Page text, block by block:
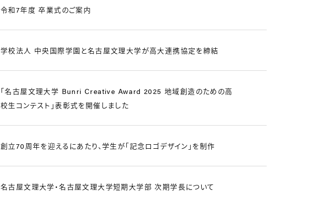
令和7年度 卒業式のご案内
学校法人 中央国際学園と名古屋文理大学が高大連携協定を締結
「名古屋文理大学 Bunri Creative Award 2025 地域創造のための高
校生コンテスト」表彰式を開催しました
創立70周年を迎えるにあたり、学生が「記念ロゴデザイン」を制作
名古屋文理大学・名古屋文理大学短期大学部 次期学長について